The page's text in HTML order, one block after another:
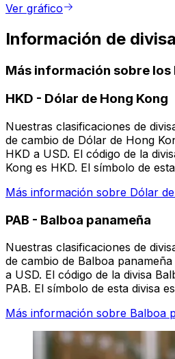
Ver gráfico
Información de
Más información sobre los
HKD - Dólar de Hong Kong
Nuestras clasificaciones de
de cambio de Dólar de Hong
HKD a USD. El código de la
Kong es HKD. El símbolo de
Más información sobre Dólar
PAB - Balboa panameña
Nuestras clasificaciones de
de cambio de Balboa
a USD. El código de la divisa
PAB. El símbolo de esta divisa
Más información sobre Balboa